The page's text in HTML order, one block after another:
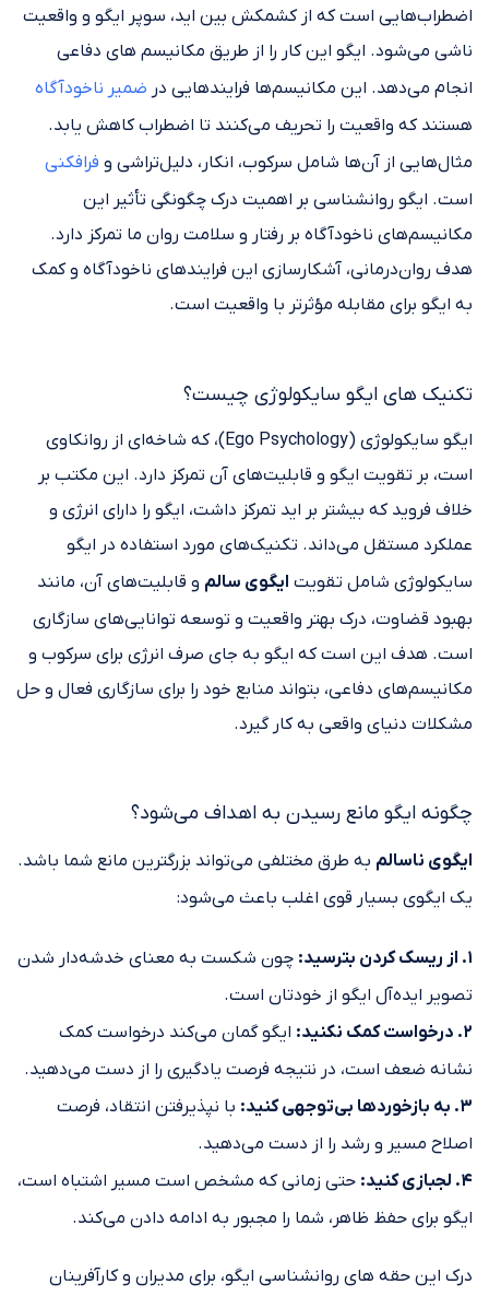
اضطراب‌هایی است که از کشمکش بین اید، سوپر ایگو و واقعیت
ناشی می‌شود. ایگو این کار را از طریق مکانیسم های دفاعی
انجام می‌دهد. این مکانیسم‌ها فرایندهایی در ضمیر ناخودآگاه
هستند که واقعیت را تحریف می‌کنند تا اضطراب کاهش یابد.
مثال‌هایی از آن‌ها شامل سرکوب، انکار، دلیل‌تراشی و فرافکنی
است. ایگو روانشناسی بر اهمیت درک چگونگی تأثیر این
مکانیسم‌های ناخودآگاه بر رفتار و سلامت روان ما تمرکز دارد.
هدف روان‌درمانی، آشکارسازی این فرایندهای ناخودآگاه و کمک
به ایگو برای مقابله مؤثرتر با واقعیت است.
تکنیک های ایگو سایکولوژی چیست؟
ایگو سایکولوژی (Ego Psychology)، که شاخه‌ای از روانکاوی
است، بر تقویت ایگو و قابلیت‌های آن تمرکز دارد. این مکتب بر
خلاف فروید که بیشتر بر اید تمرکز داشت، ایگو را دارای انرژی و
عملکرد مستقل می‌داند. تکنیک‌های مورد استفاده در ایگو
سایکولوژی شامل تقویت ایگوی سالم و قابلیت‌های آن، مانند
بهبود قضاوت، درک بهتر واقعیت و توسعه توانایی‌های سازگاری
است. هدف این است که ایگو به جای صرف انرژی برای سرکوب و
مکانیسم‌های دفاعی، بتواند منابع خود را برای سازگاری فعال و حل
مشکلات دنیای واقعی به کار گیرد.
چگونه ایگو مانع رسیدن به اهداف می‌شود؟
ایگوی ناسالم به طرق مختلفی می‌تواند بزرگترین مانع شما باشد.
یک ایگوی بسیار قوی اغلب باعث می‌شود:
۱. از ریسک کردن بترسید:
چون شکست به معنای خدشه‌دار شدن
تصویر ایده‌آل ایگو از خودتان است.
۲. درخواست کمک نکنید:
ایگو گمان می‌کند درخواست کمک
نشانه ضعف است، در نتیجه فرصت یادگیری را از دست می‌دهید.
۳. به بازخوردها بی‌توجهی کنید:
با نپذیرفتن انتقاد، فرصت
اصلاح مسیر و رشد را از دست می‌دهید.
۴. لجبازی کنید:
حتی زمانی که مشخص است مسیر اشتباه است،
ایگو برای حفظ ظاهر، شما را مجبور به ادامه دادن می‌کند.
درک این حقه های روانشناسی ایگو، برای مدیران و کارآفرینان